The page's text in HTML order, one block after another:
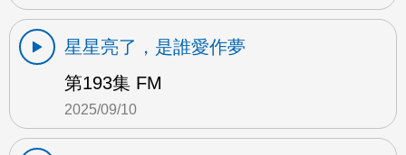
星星亮了，是誰愛作夢
第193集 FM
2025/09/10